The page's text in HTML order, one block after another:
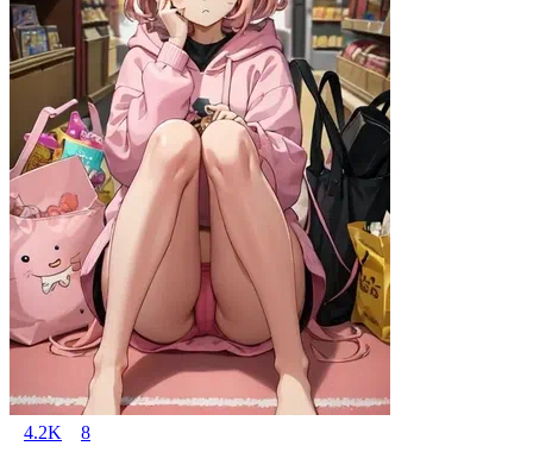
4.2K 8